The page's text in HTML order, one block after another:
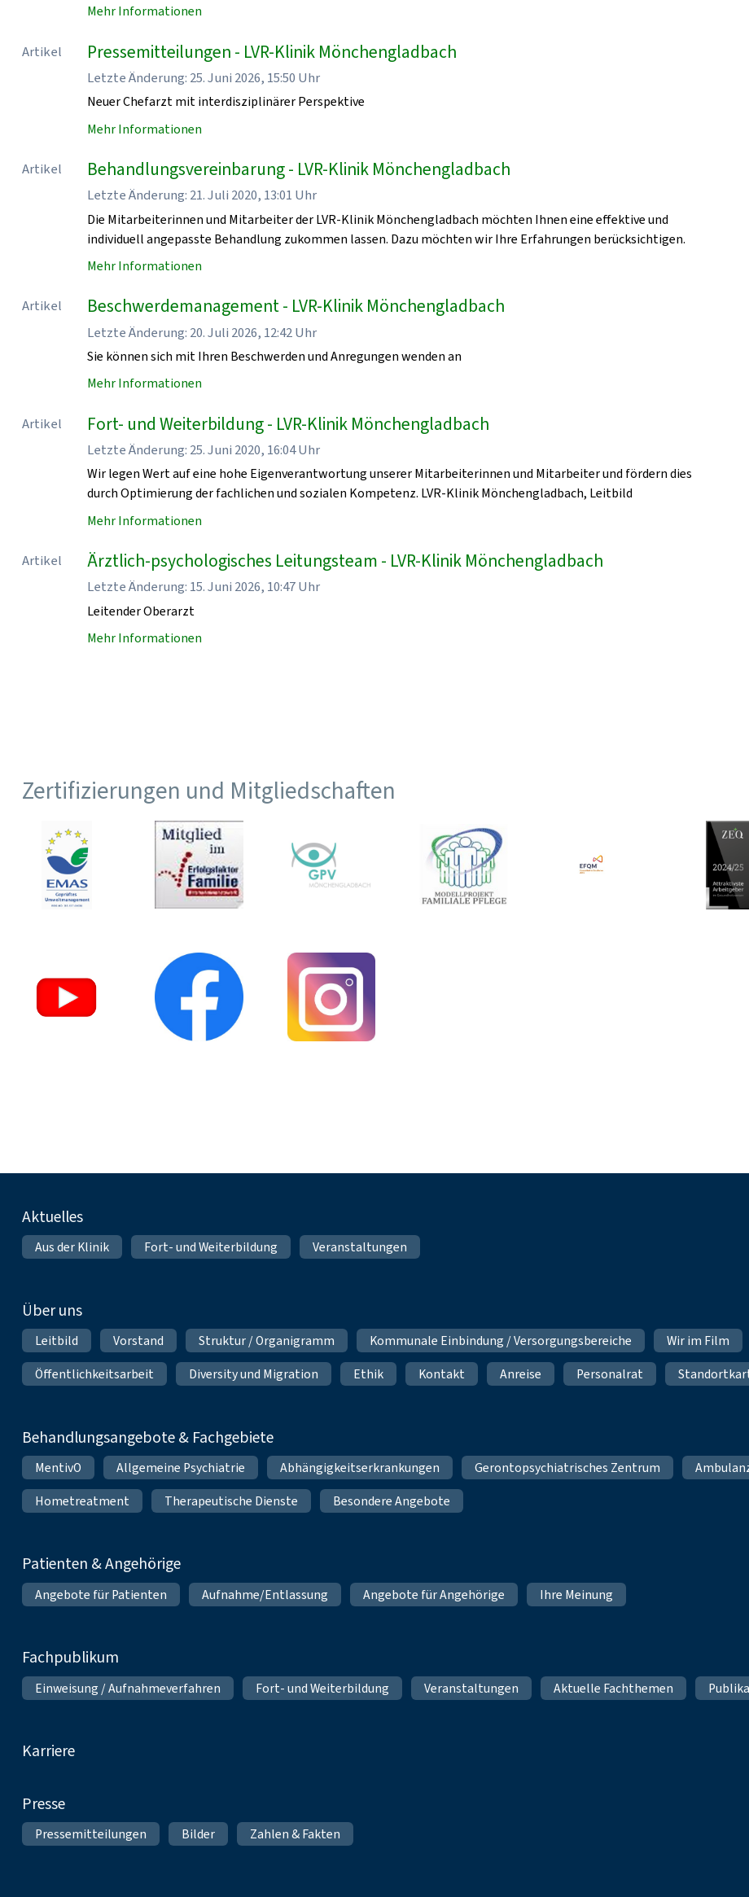
Mehr Informationen
Artikel Pressemitteilungen - LVR-Klinik Mönchengladbach
Letzte Änderung: 25. Juni 2026, 15:50 Uhr
Neuer Chefarzt mit interdisziplinärer Perspektive
Mehr Informationen
Artikel Behandlungsvereinbarung - LVR-Klinik Mönchengladbach
Letzte Änderung: 21. Juli 2020, 13:01 Uhr
Die Mitarbeiterinnen und Mitarbeiter der LVR-Klinik Mönchengladbach möchten Ihnen eine effektive und
individuell angepasste Behandlung zukommen lassen. Dazu möchten wir Ihre Erfahrungen berücksichtigen.
Mehr Informationen
Artikel Beschwerdemanagement - LVR-Klinik Mönchengladbach
Letzte Änderung: 20. Juli 2026, 12:42 Uhr
Sie können sich mit Ihren Beschwerden und Anregungen wenden an
Mehr Informationen
Artikel Fort- und Weiterbildung - LVR-Klinik Mönchengladbach
Letzte Änderung: 25. Juni 2020, 16:04 Uhr
Wir legen Wert auf eine hohe Eigenverantwortung unserer Mitarbeiterinnen und Mitarbeiter und fördern dies
durch Optimierung der fachlichen und sozialen Kompetenz. LVR-Klinik Mönchengladbach, Leitbild
Mehr Informationen
Artikel Ärztlich-psychologisches Leitungsteam - LVR-Klinik Mönchengladbach
Letzte Änderung: 15. Juni 2026, 10:47 Uhr
Leitender Oberarzt
Mehr Informationen
Zertifizierungen und Mitgliedschaften
Fußnavigation
Aktuelles
Aus der Klinik Fort- und Weiterbildung Veranstaltungen
Über uns
Leitbild Vorstand Struktur / Organigramm Kommunale Einbindung / Versorgungsbereiche Wir im Film
Öffentlichkeitsarbeit
Diversity und Migration Ethik Kontakt Anreise Personalrat
Behandlungsangebote & Fachgebiete
MentivO Allgemeine Psychiatrie Abhängigkeitserkrankungen Gerontopsychiatrisches Zentrum
Hometreatment
Therapeutische Dienste Besondere Angebote
Patienten & Angehörige
Angebote für Patienten Aufnahme/Entlassung Angebote für Angehörige Ihre Meinung
Fachpublikum
Einweisung / Aufnahmeverfahren Fort- und Weiterbildung Veranstaltungen Aktuelle Fachthemen
Karriere
Presse
Pressemitteilungen Bilder Zahlen & Fakten